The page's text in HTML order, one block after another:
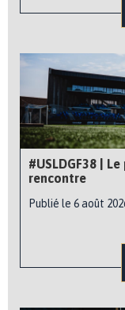
#USLDGF38 |
rencontre
Publié le 6 août